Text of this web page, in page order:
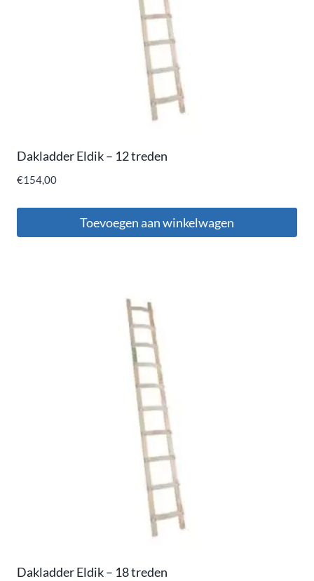
Dakladder Eldik – 12 treden
€154,00
Toevoegen aan winkelwagen
Dakladder Eldik – 18 treden